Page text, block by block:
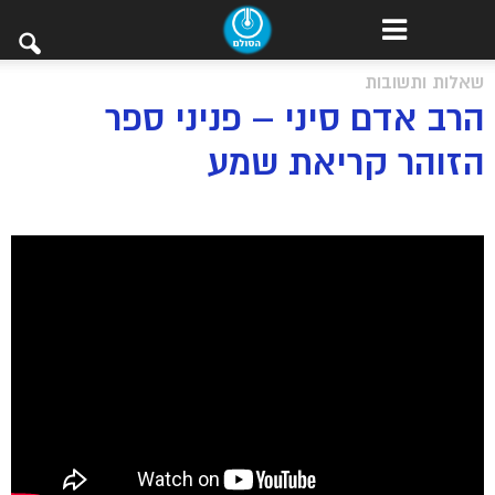
שאלות ותשובות
הרב אדם סיני – פניני ספר
הזוהר קריאת שמע